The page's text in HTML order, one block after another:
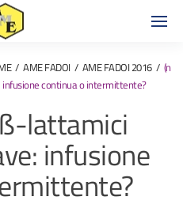
AME FADOI AME FADOI 2016
(n
continua o intermittente?
lattamici
infusione